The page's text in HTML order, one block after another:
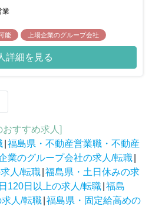
業
能 上場企業のグループ会社
詳細を見る
すすめ求人]
福島県・不動産営業職・不動産
業のグループ会社の求人/転職
人/転職 福島県・土日休みの求
120日以上の求人/転職 福島
人/転職 福島県・固定給高めの